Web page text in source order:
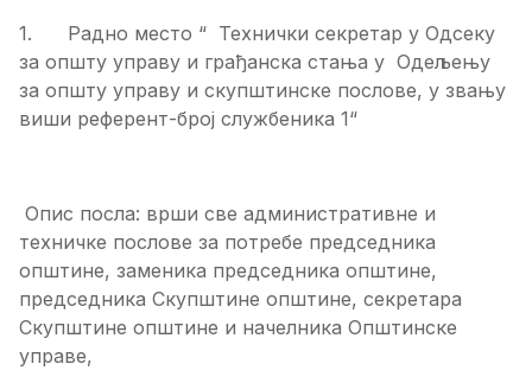
1. Радно место “ Технички секретар у Одсеку
за општу управу и грађанска стања у Одељењу
за општу управу и скупштинске послове, у звању
виши референт-број службеника 1“
Опис посла: врши све административне и
техничке послове за потребе председника
општине, заменика председника општине,
председника Скупштине општине, секретара
Скупштине општине и начелника Општинске
управе,